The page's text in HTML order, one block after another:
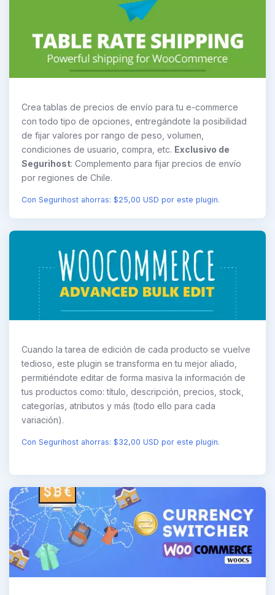
Crea tablas de precios de envío para tu e-commerce
con todo tipo de opciones, entregándote la posibilidad
de fijar valores por rango de peso, volumen,
condiciones de usuario, compra, etc. Exclusivo de
Segurihost: Complemento para fijar precios de envío
por regiones de Chile.
Con Segurihost ahorras: $25,00 USD por este plugin.
Cuando la tarea de edición de cada producto se vuelve
tedioso, este plugin se transforma en tu mejor aliado,
permitiéndote editar de forma masiva la información de
tus productos como: título, descripción, precios, stock,
categorías, atributos y más (todo ello para cada
variación).
Con Segurihost ahorras: $32,00 USD por este plugin.